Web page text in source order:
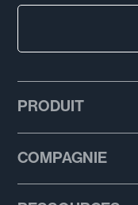
PRODUIT
COMPAGNIE